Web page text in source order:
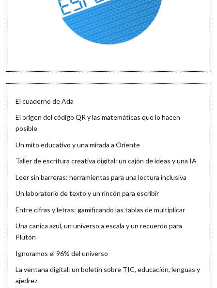
El cuaderno de Ada
El origen del código QR y las matemáticas que lo hacen
posible
Un mito educativo y una mirada a Oriente
Taller de escritura creativa digital: un cajón de ideas y una IA
Leer sin barreras: herramientas para una lectura inclusiva
Un laboratorio de texto y un rincón para escribir
Entre cifras y letras: gamificando las tablas de multiplicar
Una canica azul, un universo a escala y un recuerdo para
Plutón
Ignoramos el 96% del universo
La ventana digital: un boletín sobre TIC, educación, lenguas y
ajedrez